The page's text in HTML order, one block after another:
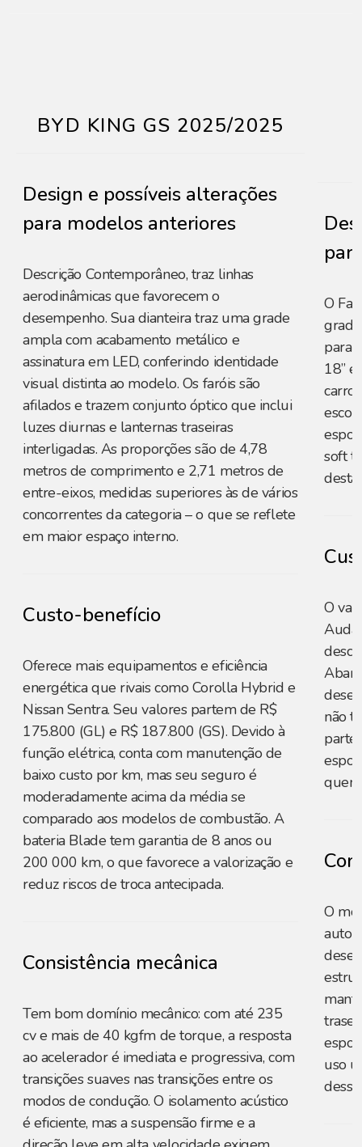
BYD KING GS 2025/2025
Design e possíveis alterações
para modelos anteriores
Descrição Contemporâneo, traz linhas
aerodinâmicas que favorecem o
desempenho. Sua dianteira traz uma grade
ampla com acabamento metálico e
assinatura em LED, conferindo identidade
visual distinta ao modelo. Os faróis são
afilados e trazem conjunto óptico que inclui
luzes diurnas e lanternas traseiras
interligadas. As proporções são de 4,78
metros de comprimento e 2,71 metros de
entre-eixos, medidas superiores às de vários
concorrentes da categoria – o que se reflete
em maior espaço interno.
Custo-benefício
Oferece mais equipamentos e eficiência
energética que rivais como Corolla Hybrid e
Nissan Sentra. Seu valores partem de R$
175.800 (GL) e R$ 187.800 (GS). Devido à
função elétrica, conta com manutenção de
baixo custo por km, mas seu seguro é
moderadamente acima da média se
comparado aos modelos de combustão. A
bateria Blade tem garantia de 8 anos ou
200 000 km, o que favorece a valorização e
reduz riscos de troca antecipada.
Consistência mecânica
Tem bom domínio mecânico: com até 235
cv e mais de 40 kgfm de torque, a resposta
ao acelerador é imediata e progressiva, com
transições suaves nas transições entre os
modos de condução. O isolamento acústico
é eficiente, mas a suspensão firme e a
O
para-
18”
soft
O
não
parte
O
uso